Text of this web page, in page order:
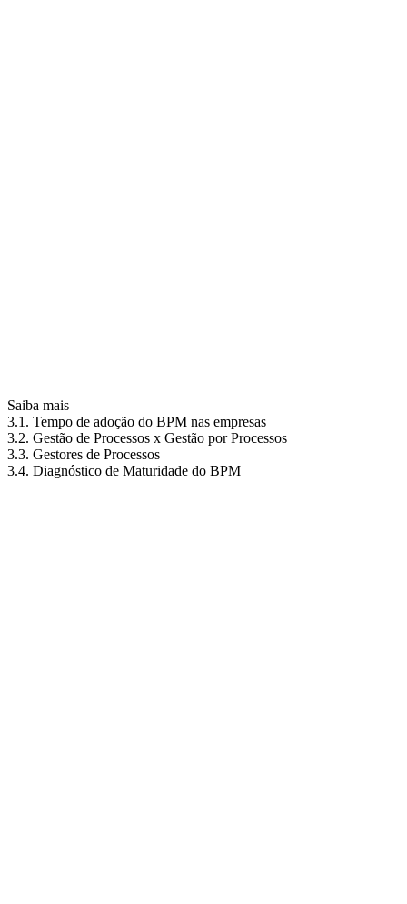
Saiba mais
3.1. Tempo de adoção do BPM nas empresas
3.2. Gestão de Processos x Gestão por Processos
3.3. Gestores de Processos
3.4. Diagnóstico de Maturidade do BPM